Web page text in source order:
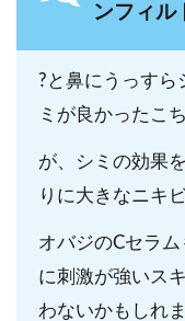
ンフィル
?と鼻にうっすら
ミが良かったこ
が、シミの効果
りに大きなニキ
オバジのCセラ
に刺激が強いス
わないかもしれ